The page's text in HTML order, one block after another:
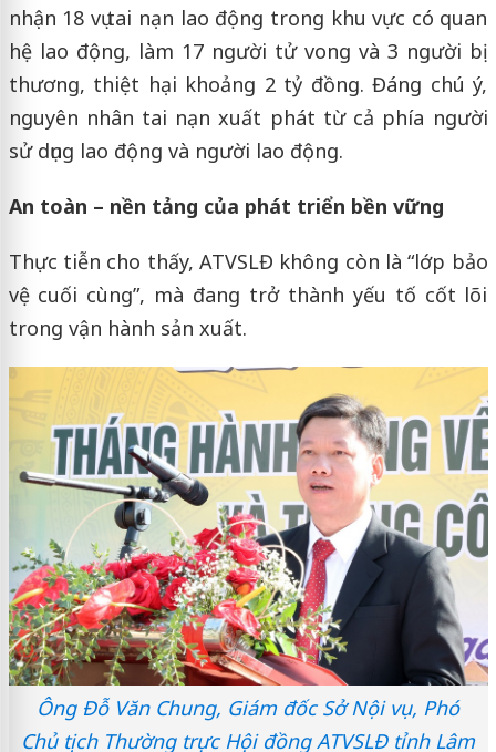
nhận 18 vụ tai nạn lao động trong khu vực có quan
hệ lao động, làm 17 người tử vong và 3 người bị
thương, thiệt hại khoảng 2 tỷ đồng. Đáng chú ý,
nguyên nhân tai nạn xuất phát từ cả phía người
sử dụng lao động và người lao động.
An toàn – nền tảng của phát triển bền vững
Thực tiễn cho thấy, ATVSLĐ không còn là “lớp bảo
vệ cuối cùng”, mà đang trở thành yếu tố cốt lõi
trong vận hành sản xuất.
Ông Đỗ Văn Chung, Giám đốc Sở Nội vụ, Phó
Chủ tịch Thường trực Hội đồng ATVSLĐ tỉnh Lâm